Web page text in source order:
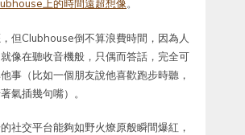
上的時間遠超想像。
但Clubhouse倒不算浪費時間，因為人
像在聽收音機般，只偶而答話，完全可
事（比如一個朋友說他喜歡跑步時聽，
氣插幾句嘴）。
社交平台能夠如野火燎原般瞬間爆紅，